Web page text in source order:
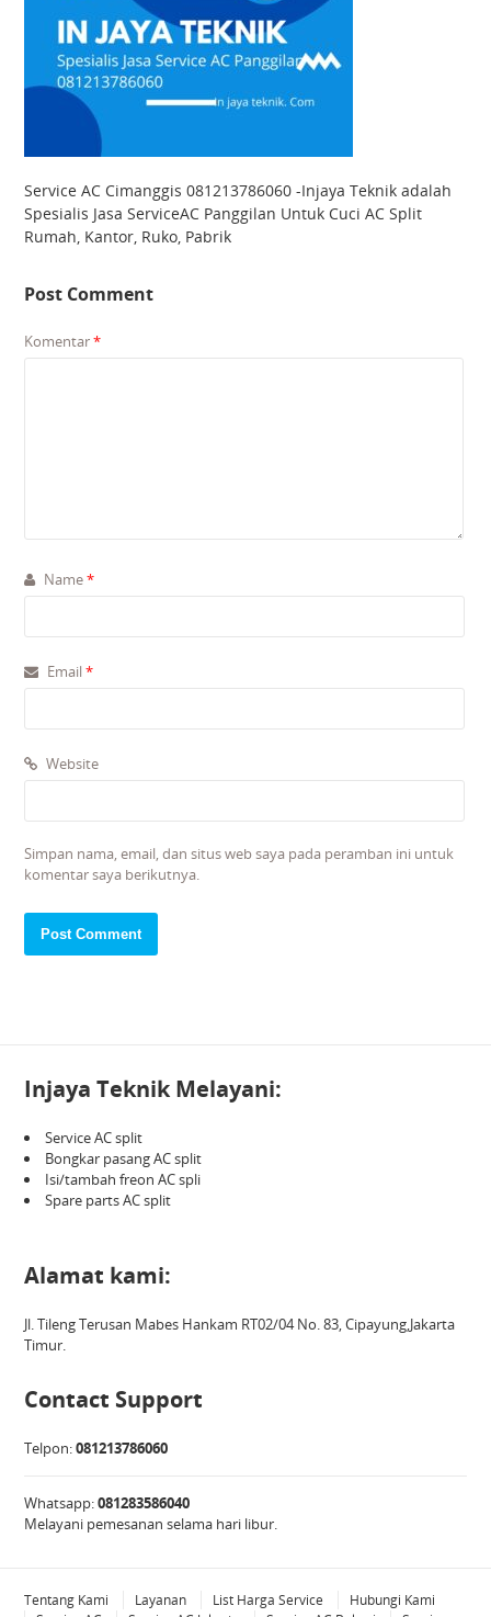
Service AC Cimanggis 081213786060 -Injaya Teknik adalah
Spesialis Jasa ServiceAC Panggilan Untuk Cuci AC Split
Rumah, Kantor, Ruko, Pabrik
Post Comment
Komentar*
Name*
Email*
Website
Simpan nama, email, dan situs web saya pada peramban ini untuk
komentar saya berikutnya.
Injaya Teknik Melayani:
Service AC split
Bongkar pasang AC split
Isi/tambah freon AC spli
Spare parts AC split
Alamat kami:
Jl. Tileng Terusan Mabes Hankam RT02/04 No. 83, Cipayung,Jakarta
Timur.
Contact Support
Telpon:081213786060
Whatsapp:081283586040
Melayani pemesanan selama hari libur.
Tentang Kami Layanan List Harga Service
Hubungi Kami